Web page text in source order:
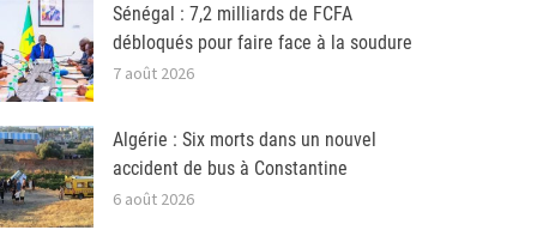
Sénégal : 7,2 milliards de FCFA
débloqués pour faire face à la soudure
7 août 2026
Algérie : Six morts dans un nouvel
accident de bus à Constantine
6 août 2026